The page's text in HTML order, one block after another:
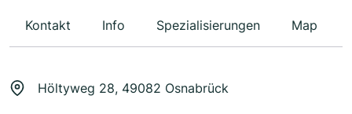
Kontakt Info Spezialisierungen Map
Höltyweg 28, 49082 Osnabrück